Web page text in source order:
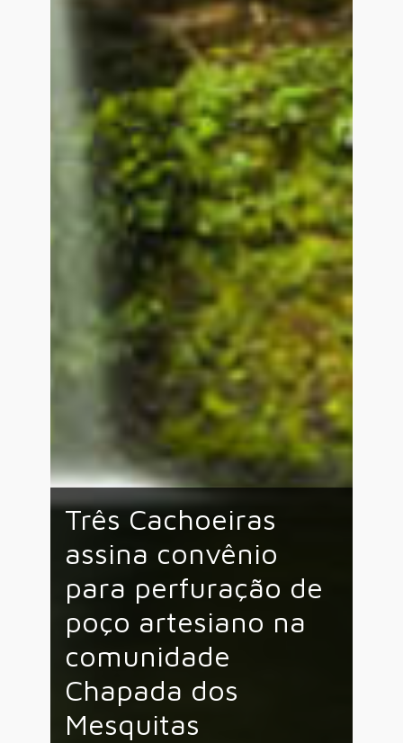
Três Cachoeiras
assina convênio
para perfuração de
poço artesiano na
comunidade
Chapada dos
Mesquitas